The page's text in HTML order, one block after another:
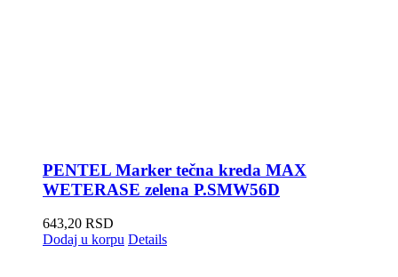
PENTEL Marker tečna kreda MAX
WETERASE zelena P.SMW56D
643,20 RSD
Dodaj u korpu Details